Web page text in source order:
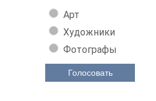
Арт
Художники
Фотографы
Голосовать